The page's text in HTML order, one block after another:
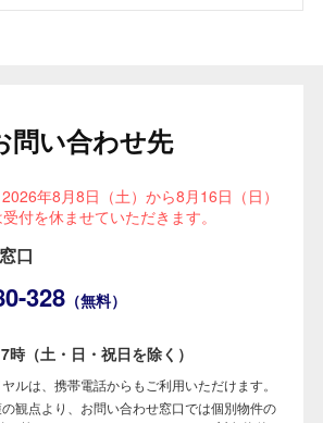
問い合わせ先
年8月8日（土）から8月16日（日）
付を休ませていただきます。
口
328（無料）
（土・日・祝日を除く）
ルは、携帯電話からもご利用いただけます。
観点より、お問い合わせ窓口では個別物件の